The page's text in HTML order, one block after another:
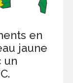
en
jaune
un